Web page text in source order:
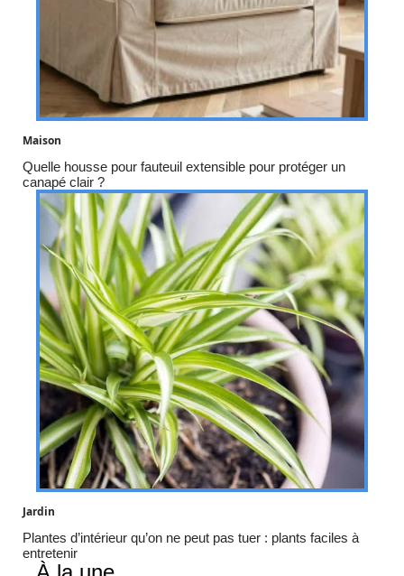
Maison
Quelle housse pour fauteuil extensible pour protéger un
canapé clair ?
Jardin
Plantes d’intérieur qu’on ne peut pas tuer : plants faciles à
entretenir